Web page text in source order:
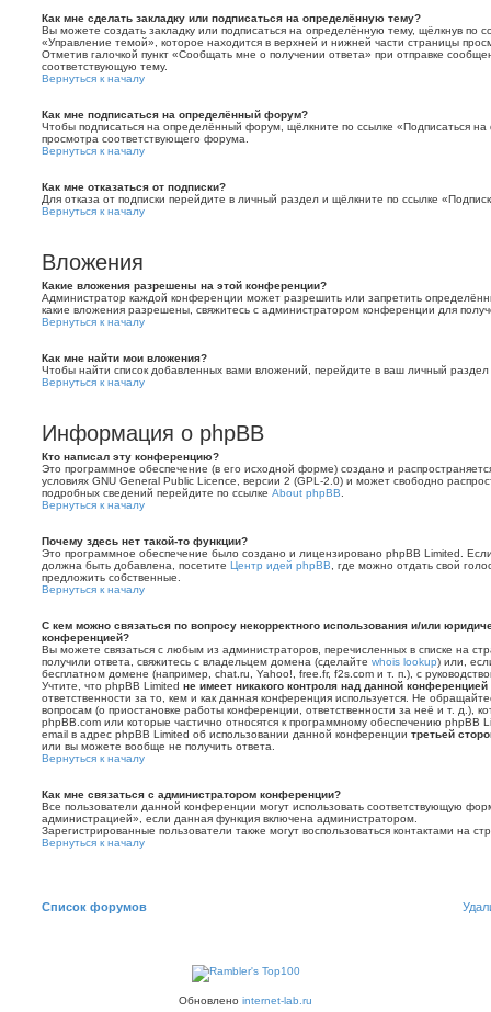
Как мне сделать закладку или подписаться на определённую тему?
Вы можете создать закладку или подписаться на определённую тему, щёлкнув по
«Управление темой», которое находится в верхней и нижней части страницы
Отметив галочкой пункт «Сообщать мне о получении ответа» при отправке
соответствующую тему.
Вернуться к началу
Как мне подписаться на определённый форум?
Чтобы подписаться на определённый форум, щёлкните по ссылке «Подписаться
просмотра соответствующего форума.
Вернуться к началу
Как мне отказаться от подписки?
Для отказа от подписки перейдите в личный раздел и щёлкните по ссылке
Вернуться к началу
Вложения
Какие вложения разрешены на этой конференции?
Администратор каждой конференции может разрешить или запретить
какие вложения разрешены, свяжитесь с администратором конференции для
Вернуться к началу
Как мне найти мои вложения?
Чтобы найти список добавленных вами вложений, перейдите в ваш личный
Вернуться к началу
Информация о phpBB
Кто написал эту конференцию?
Это программное обеспечение (в его исходной форме) создано и
условиях GNU General Public Licence, версии 2 (GPL-2.0) и может свободно
подробных сведений перейдите по ссылке About phpBB
Вернуться к началу
Почему здесь нет такой-то функции?
Это программное обеспечение было создано и лицензировано phpBB Limited.
должна быть добавлена, посетите Центр идей phpBB , где можно отдать свой
предложить собственные.
Вернуться к началу
С кем можно связаться по вопросу некорректного использования и/или
конференцией?
Вы можете связаться с любым из администраторов, перечисленных в списке на
получили ответа, свяжитесь с владельцем домена (сделайте whois lookup) или,
бесплатном домене (например, chat.ru, Yahoo!, free.fr, f2s.com и т. п.), с
Учтите, что phpBB Limited не имеет никакого контроля над данной конференцией
ответственности за то, кем и как данная конференция используется. Не
вопросам (о приостановке работы конференции, ответственности за неё и т. д.),
phpBB.com или которые частично относятся к программному обеспечению phpBB
email в адрес phpBB Limited об использовании данной конференции третьей
или вы можете вообще не получить ответа.
Вернуться к началу
Как мне связаться с администратором конференции?
Все пользователи данной конференции могут использовать соответствующую
администрацией», если данная функция включена администратором.
Зарегистрированные пользователи также могут воспользоваться контактами на
Вернуться к началу
Список форумов
Обновлено internet-lab.ru